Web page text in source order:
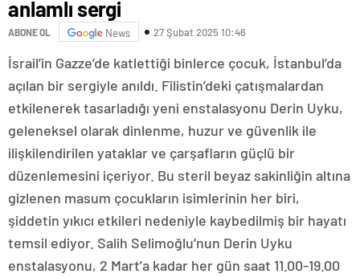
anlamlı sergi
ABONE OL News 27 Şubat 2025 10:46
İsrail’in Gazze’de katlettiği binlerce çocuk, İstanbul’da
açılan bir sergiyle anıldı. Filistin’deki çatışmalardan
etkilenerek tasarladığı yeni enstalasyonu Derin Uyku,
geleneksel olarak dinlenme, huzur ve güvenlik ile
ilişkilendirilen yataklar ve çarşafların güçlü bir
düzenlemesini içeriyor. Bu steril beyaz sakinliğin altına
gizlenen masum çocukların isimlerinin her biri,
şiddetin yıkıcı etkileri nedeniyle kaybedilmiş bir hayatı
temsil ediyor. Salih Selimoğlu’nun Derin Uyku
enstalasyonu, 2 Mart’a kadar her gün saat 11.00-19.00